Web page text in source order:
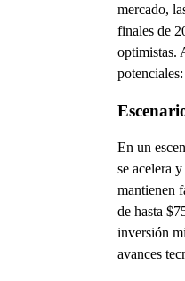
mercado,
finales de
optimistas.
potenciales:
En un
se acelera
mantienen
de hasta
inversión
avances